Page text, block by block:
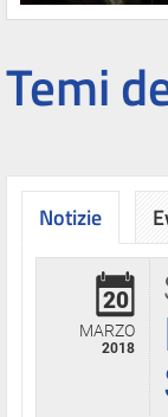
Temi
Notizie
20
MARZO
2018